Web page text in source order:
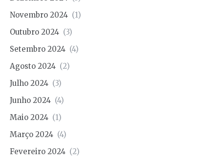
Novembro 2024 (1)
Outubro 2024 (3)
Setembro 2024 (4)
Agosto 2024 (2)
Julho 2024 (3)
Junho 2024 (4)
Maio 2024 (1)
Março 2024 (4)
Fevereiro 2024 (2)